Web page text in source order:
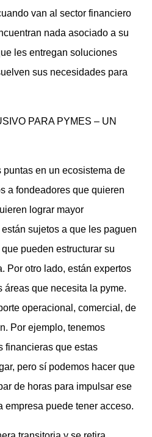
van al sector financiero
nada asociado a su
les entregan soluciones
sus necesidades para
PARA PYMES – UN
puntas en un ecosistema de
a fondeadores que quieren
lograr mayor
sujetos a que les paguen
pueden estructurar su
Por otro lado, están expertos
áreas que necesita la pyme.
operacional, comercial, de
Por ejemplo, tenemos
financieras que estas
pero sí podemos hacer que
de horas para impulsar ese
empresa puede tener acceso.